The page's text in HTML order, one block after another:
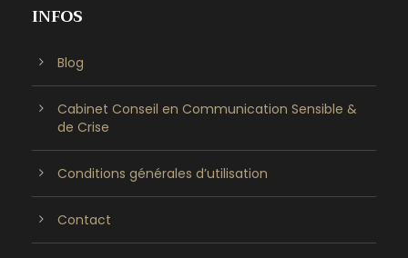
INFOS
Blog
Cabinet Conseil en Communication Sensible &
de Crise
Conditions générales d’utilisation
Contact